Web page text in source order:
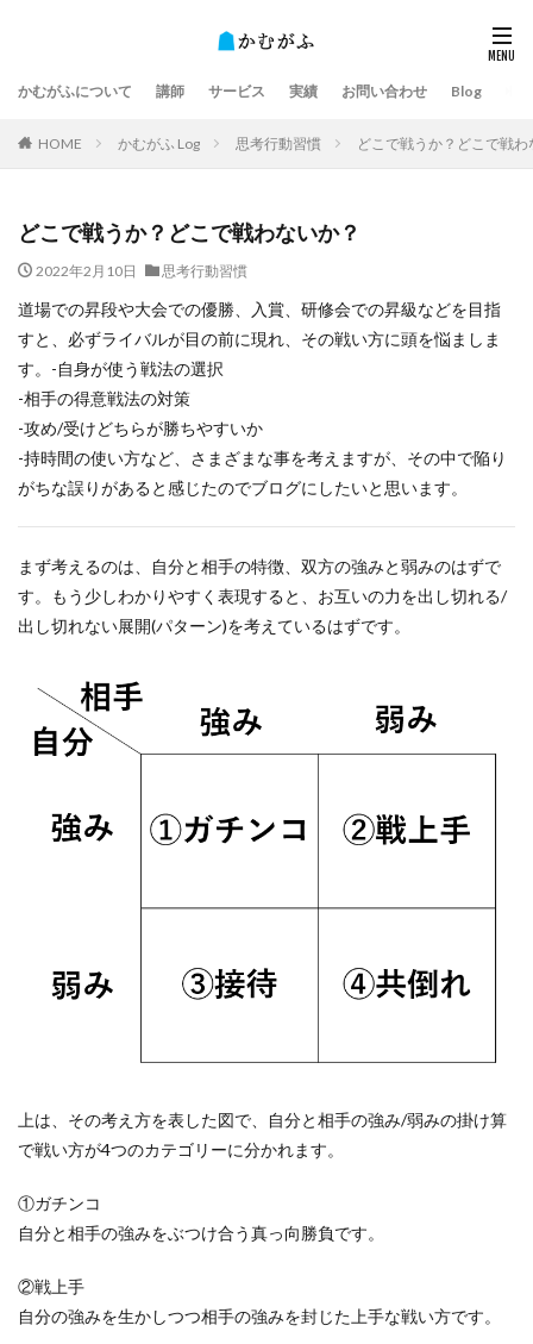
かむがふについて 講師 サービス 実績 お問い合わせ Blog
HOME かむがふ Log 思考行動習慣 どこで戦うか？どこで戦わ
どこで戦うか？どこで戦わないか？
2022年2月10日 思考行動習慣
道場での昇段や大会での優勝、入賞、研修会での昇級などを目指
すと、必ずライバルが目の前に現れ、その戦い方に頭を悩ましま
す。-自身が使う戦法の選択
-相手の得意戦法の対策
-攻め/受けどちらが勝ちやすいか
-持時間の使い方など、さまざまな事を考えますが、その中で陥り
がちな誤りがあると感じたのでブログにしたいと思います。
まず考えるのは、自分と相手の特徴、双方の強みと弱みのはずで
す。もう少しわかりやすく表現すると、お互いの力を出し切れる/
出し切れない展開(パターン)を考えているはずです。
上は、その考え方を表した図で、自分と相手の強み/弱みの掛け算
で戦い方が4つのカテゴリーに分かれます。
①ガチンコ
自分と相手の強みをぶつけ合う真っ向勝負です。
②戦上手
自分の強みを生かしつつ相手の強みを封じた上手な戦い方です。